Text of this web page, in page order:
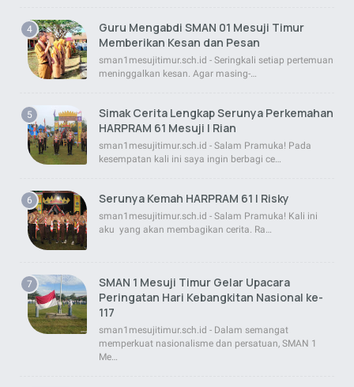
Guru Mengabdi SMAN 01 Mesuji Timur
Memberikan Kesan dan Pesan
sman1mesujitimur.sch.id - Seringkali setiap pertemuan
meninggalkan kesan. Agar masing-…
Simak Cerita Lengkap Serunya Perkemahan
HARPRAM 61 Mesuji | Rian
sman1mesujitimur.sch.id - Salam Pramuka! Pada
kesempatan kali ini saya ingin berbagi ce…
Serunya Kemah HARPRAM 61 | Risky
sman1mesujitimur.sch.id - Salam Pramuka! Kali ini
aku yang akan membagikan cerita. Ra…
SMAN 1 Mesuji Timur Gelar Upacara
Peringatan Hari Kebangkitan Nasional ke-
117
sman1mesujitimur.sch.id - Dalam semangat
memperkuat nasionalisme dan persatuan, SMAN 1
Me…